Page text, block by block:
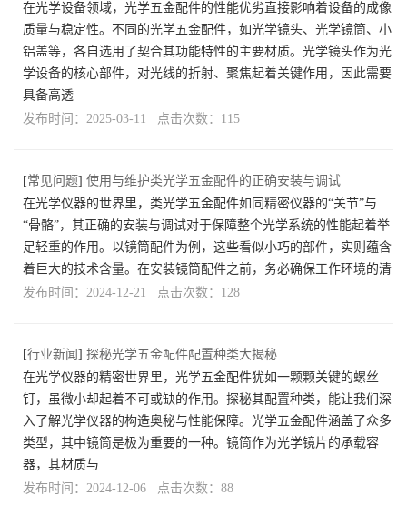
在光学设备领域，光学五金配件的性能优劣直接影响着设备的成像
质量与稳定性。不同的光学五金配件，如光学镜头、光学镜筒、小
铝盖等，各自选用了契合其功能特性的主要材质。光学镜头作为光
学设备的核心部件，对光线的折射、聚焦起着关键作用，因此需要
具备高透
发布时间：2025-03-11 点击次数：115
[常见问题] 使用与维护类光学五金配件的正确安装与调试
在光学仪器的世界里，类光学五金配件如同精密仪器的“关节”与
“骨骼”，其正确的安装与调试对于保障整个光学系统的性能起着举
足轻重的作用。以镜筒配件为例，这些看似小巧的部件，实则蕴含
着巨大的技术含量。在安装镜筒配件之前，务必确保工作环境的清
发布时间：2024-12-21 点击次数：128
[行业新闻 ] 探秘光学五金配件配置种类大揭秘
在光学仪器的精密世界里，光学五金配件犹如一颗颗关键的螺丝
钉，虽微小却起着不可或缺的作用。探秘其配置种类，能让我们深
入了解光学仪器的构造奥秘与性能保障。光学五金配件涵盖了众多
类型，其中镜筒是极为重要的一种。镜筒作为光学镜片的承载容
器，其材质与
发布时间：2024-12-06 点击次数：88